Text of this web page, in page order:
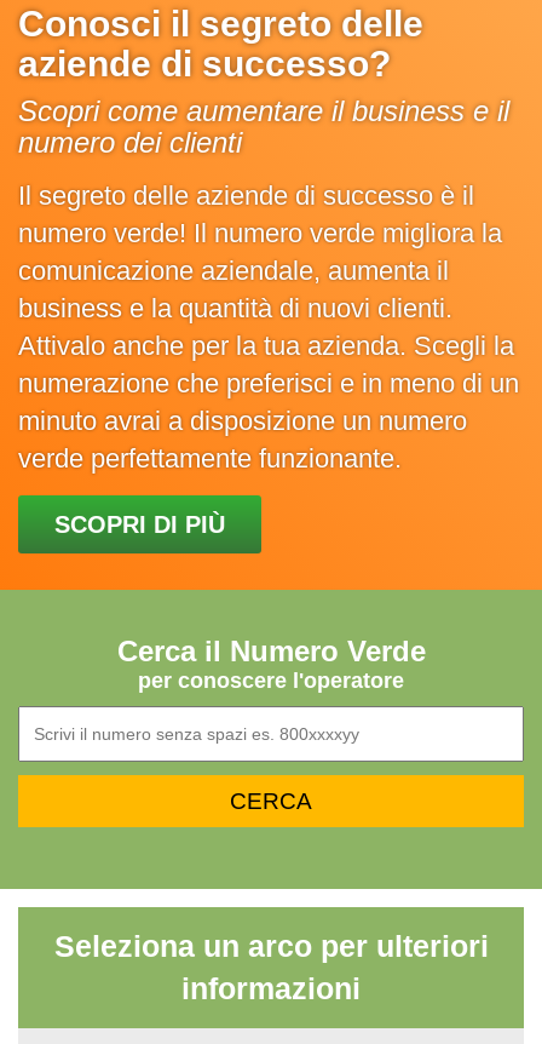
Conosci il segreto delle
aziende di successo?
Scopri come aumentare il business e il
numero dei clienti
Il segreto delle aziende di successo è il
numero verde! Il numero verde migliora la
comunicazione aziendale, aumenta il
business e la quantità di nuovi clienti.
Attivalo anche per la tua azienda. Scegli la
numerazione che preferisci e in meno di un
minuto avrai a disposizione un numero
verde perfettamente funzionante.
SCOPRI DI PIÙ
Cerca il Numero Verde
per conoscere l'operatore
Seleziona un arco per ulteriori
informazioni